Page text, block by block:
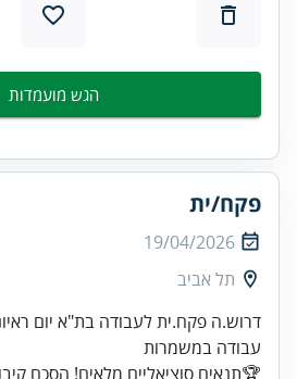
הגש מועמדות
פקח/ית
19/04/2026
תל אביב